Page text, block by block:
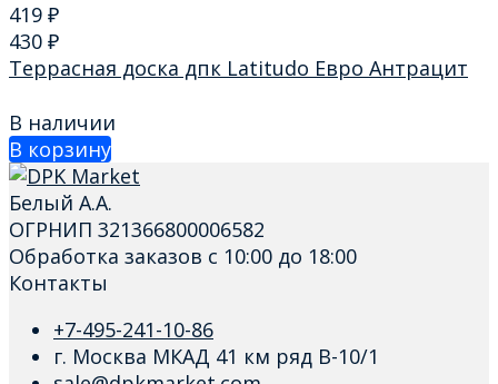
419 ₽
430 ₽
Террасная доска дпк Latitudo Евро Антрацит
В наличии
В корзину
Белый А.А.
ОГРНИП 321366800006582
Обработка заказов с 10:00 до 18:00
Контакты
+7-495-241-10-86
г. Москва МКАД 41 км ряд В-10/1